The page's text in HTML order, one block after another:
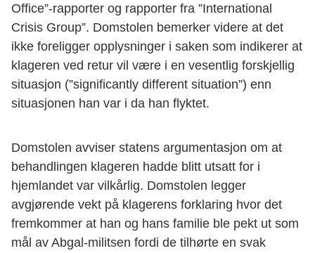
Office”-rapporter og rapporter fra ”International
Crisis Group”. Domstolen bemerker videre at det
ikke foreligger opplysninger i saken som indikerer at
klageren ved retur vil være i en vesentlig forskjellig
situasjon (”significantly different situation”) enn
situasjonen han var i da han flyktet.
Domstolen avviser statens argumentasjon om at
behandlingen klageren hadde blitt utsatt for i
hjemlandet var vilkårlig. Domstolen legger
avgjørende vekt på klagerens forklaring hvor det
fremkommer at han og hans familie ble pekt ut som
mål av Abgal-militsen fordi de tilhørte en svak